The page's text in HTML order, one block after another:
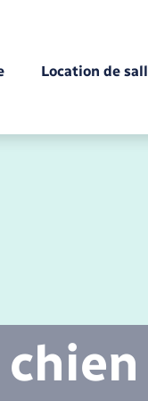
Location de